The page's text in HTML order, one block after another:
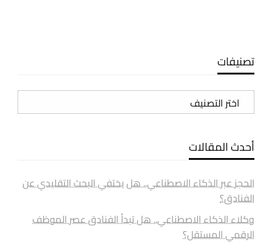
تصنيفات
تصنيفات
أحدث المقالات
الحجز عبر الذكاء الاصطناعي.. هل يختفي البحث التقليدي عن
الفنادق؟
وكلاء الذكاء الاصطناعي.. هل تبدأ الفنادق عصر الموظف
الرقمي المستقل؟